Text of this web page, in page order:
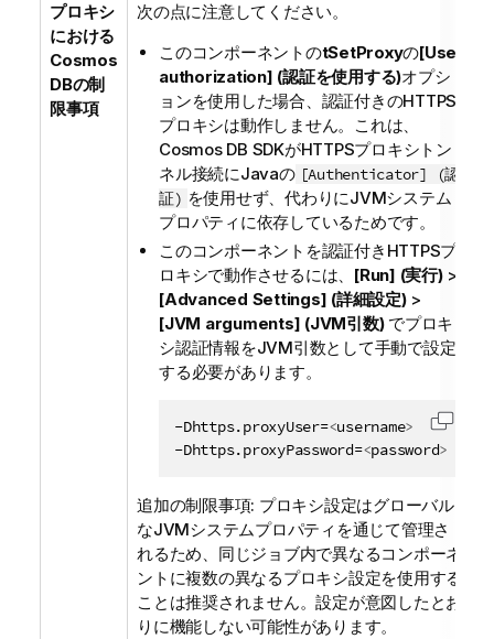
プロキシ
における
Cosmos
DBの制
限事項
次の点に注意してください。
このコンポーネントのtSetProxyの[Use
authorization] (認証を使用する)オプシ
ョンを使用した場合、認証付きのHTTPS
プロキシは動作しません。これは、
Cosmos DB SDKがHTTPSプロキシトン
ネル接続にJavaの [Authenticator] (認
証) を使用せず、代わりにJVMシステム
プロパティに依存しているためです。
このコンポーネントを認証付きHTTPSプ
ロキシで動作させるには、 [Run] (実行)>
[Advanced Settings] (詳細設定)>
[JVM arguments] (JVM引数)でプロキ
シ認証情報をJVM引数として手動で設定
する必要があります。
-Dhttps.proxyUser=<username>
-Dhttps.proxyPassword=<password>
コー
追加の制限事項: プロキシ設定はグローバル
なJVMシステムプロパティを通じて管理さ
れるため、同じジョブ内で異なるコンポーネ
ントに複数の異なるプロキシ設定を使用する
ことは推奨されません。設定が意図したとお
りに機能しない可能性があります。